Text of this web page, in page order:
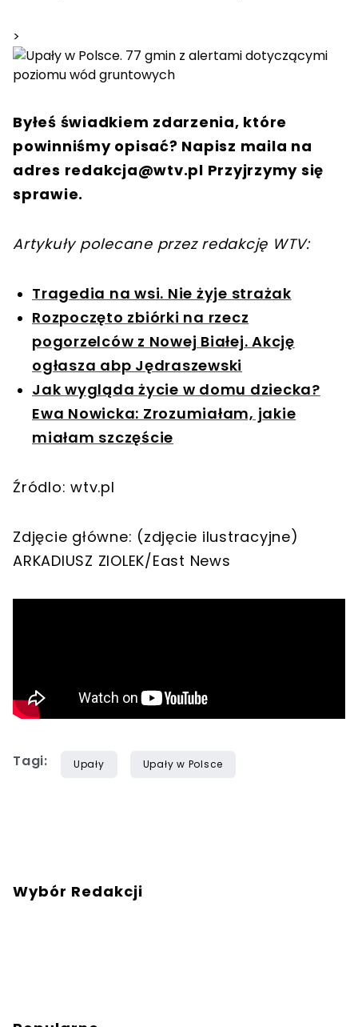
>
Byłeś świadkiem zdarzenia, które
powinniśmy opisać? Napisz maila na
adres redakcja@wtv.pl Przyjrzymy się
sprawie.
Artykuły polecane przez redakcję WTV:
Tragedia na wsi. Nie żyje strażak
Rozpoczęto zbiórki na rzecz
pogorzelców z Nowej Białej. Akcję
ogłasza abp Jędraszewski
Jak wygląda życie w domu dziecka?
Ewa Nowicka: Zrozumiałam, jakie
miałam szczęście
Źródlo: wtv.pl
Zdjęcie główne: (zdjęcie ilustracyjne)
ARKADIUSZ ZIOLEK/East News
Tagi: Upały Upały w Polsce
Wybór Redakcji